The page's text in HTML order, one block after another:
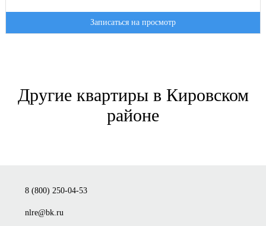
Записаться на просмотр
Другие квартиры в Кировском
районе
8 (800) 250-04-53
nlre@bk.ru